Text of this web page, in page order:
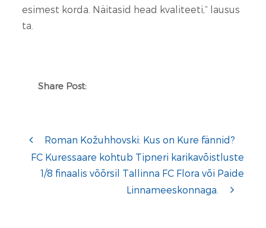
esimest korda. Näitasid head kvaliteeti,“ lausus
ta.
Share Post:
Roman Kožuhhovski: Kus on Kure fännid?
FC Kuressaare kohtub Tipneri karikavõistluste
1/8 finaalis võõrsil Tallinna FC Flora või Paide
Linnameeskonnaga.